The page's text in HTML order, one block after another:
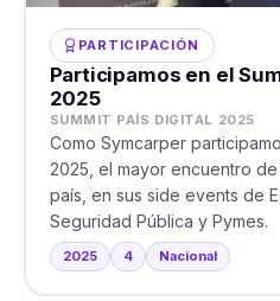
PARTICIPACIÓN
Participamos en el
2025
SUMMIT PAÍS DIGITAL 2025
Como Symcarper
2025, el mayor encuentro
país, en sus side events de
Seguridad Pública y Pymes.
2025 4 Nacional